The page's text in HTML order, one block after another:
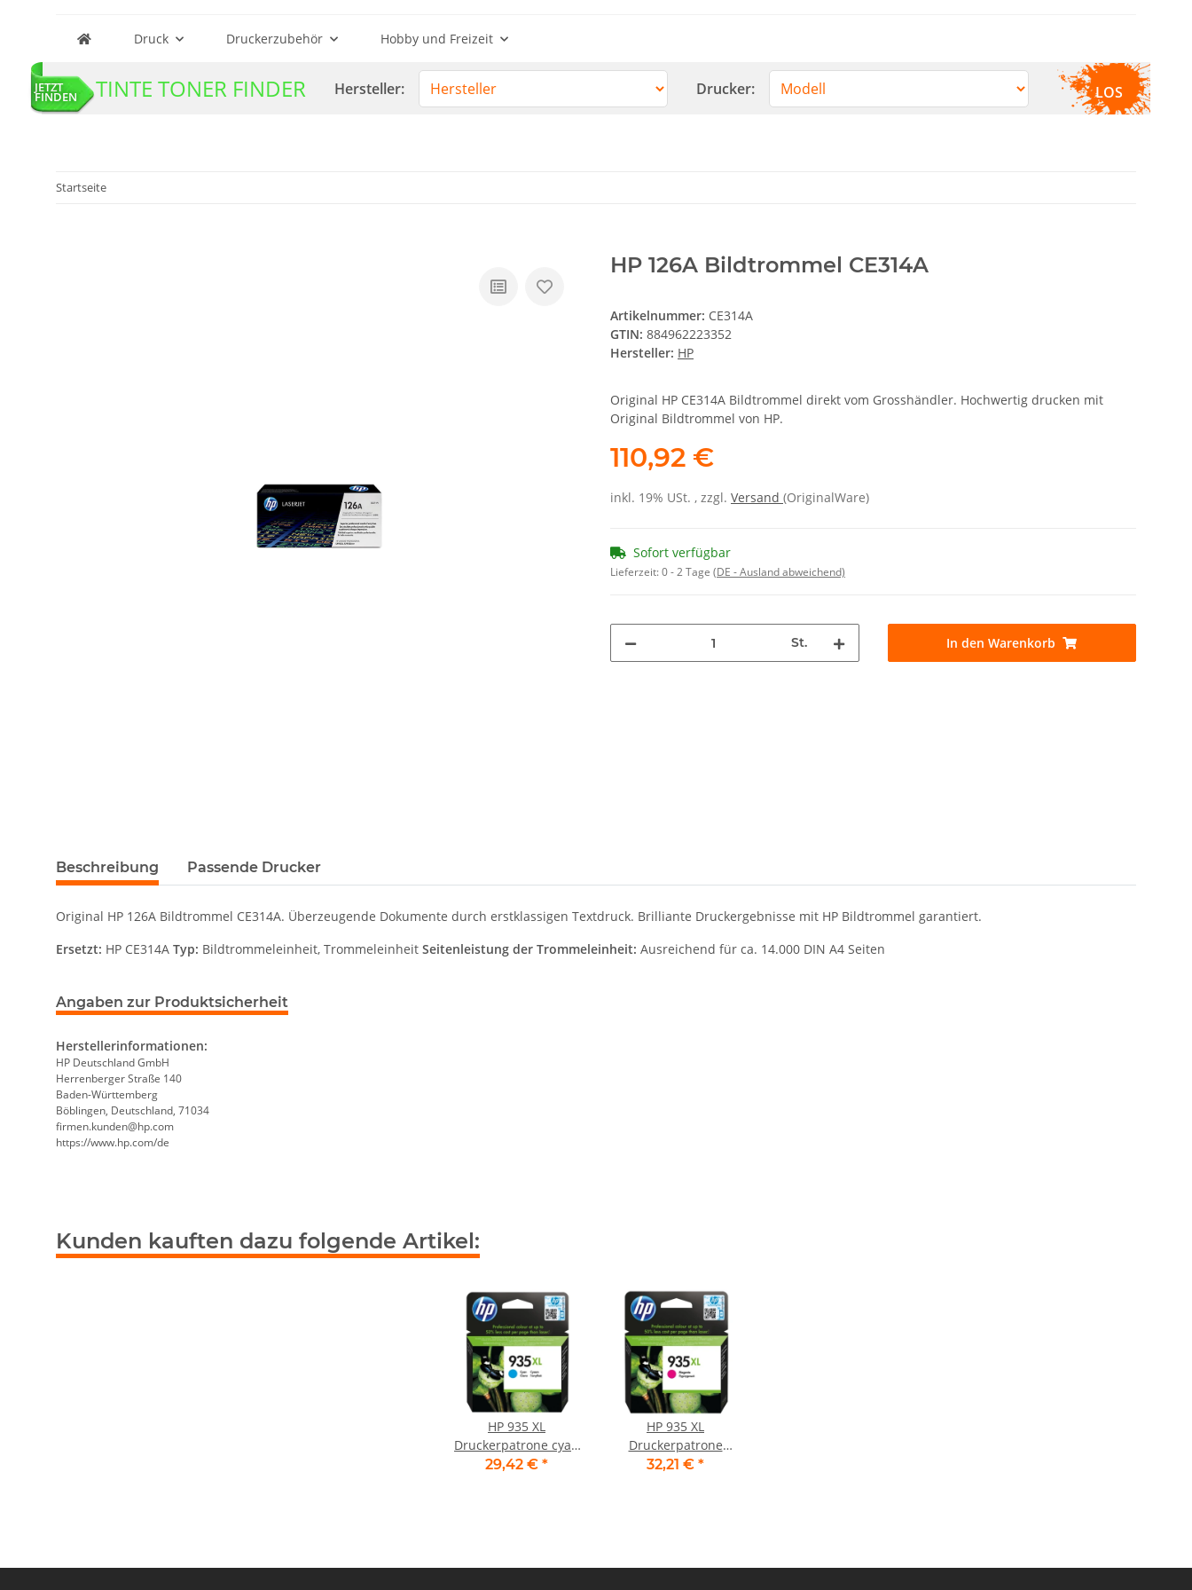
Druck Druckerzubehör Hobby und Freizeit
JETZT
FINDEN TINTE TONER FINDER Hersteller: Drucker: LOS
Startseite
HP 126A Bildtrommel CE314A
Artikelnummer: CE314A
GTIN: 884962223352
Hersteller: HP
Original HP CE314A Bildtrommel direkt vom Grosshändler. Hochwertig drucken mit
Original Bildtrommel von HP.
110,92 €
inkl. 19% USt. , zzgl. Versand (OriginalWare)
Sofort verfügbar
Lieferzeit:0 - 2 Tage (DE - Ausland abweichend)
St. In den Warenkorb
Beschreibung Passende Drucker
Original HP 126A Bildtrommel CE314A. Überzeugende Dokumente durch erstklassigen Textdruck. Brilliante Druckergebnisse mit HP Bildtrommel garantiert.
Ersetzt: HP CE314A Typ: Bildtrommeleinheit, Trommeleinheit Seitenleistung der Trommeleinheit: Ausreichend für ca. 14.000 DIN A4 Seiten
Angaben zur Produktsicherheit
Herstellerinformationen:
HP Deutschland GmbH
Herrenberger Straße 140
Baden-Württemberg
Böblingen, Deutschland, 71034
firmen.kunden@hp.com
https://www.hp.com/de
Kunden kauften dazu folgende Artikel:
HP 935 XL
Druckerpatrone cyan
C2P24AE
29,42 € *
HP 935 XL
Druckerpatrone
magenta C2P25AE
32,21 € *